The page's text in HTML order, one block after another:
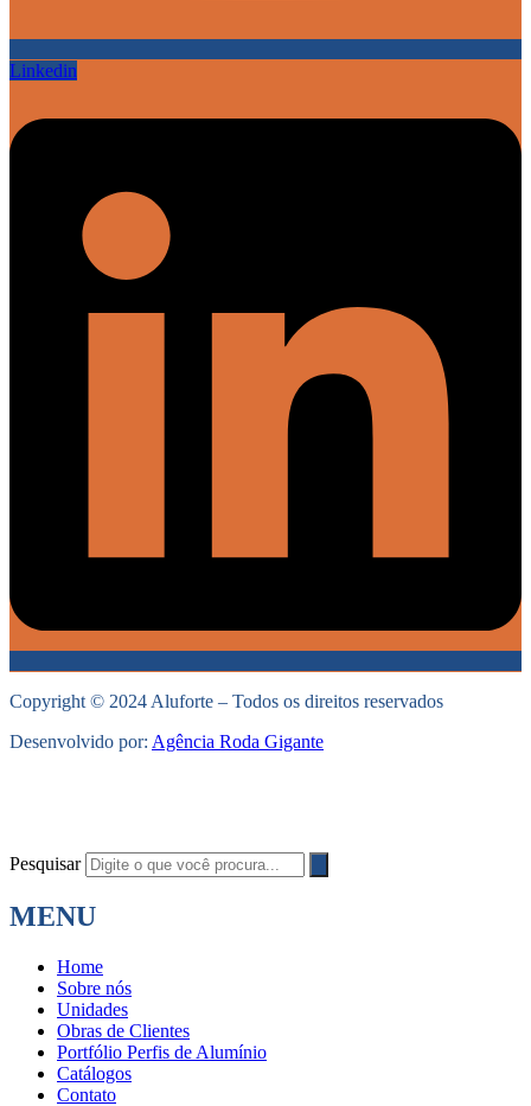
Linkedin
Copyright © 2024 Aluforte – Todos os direitos reservados
Desenvolvido por: Agência Roda Gigante
Pesquisar
MENU
Home
Sobre nós
Unidades
Obras de Clientes
Portfólio Perfis de Alumínio
Catálogos
Contato